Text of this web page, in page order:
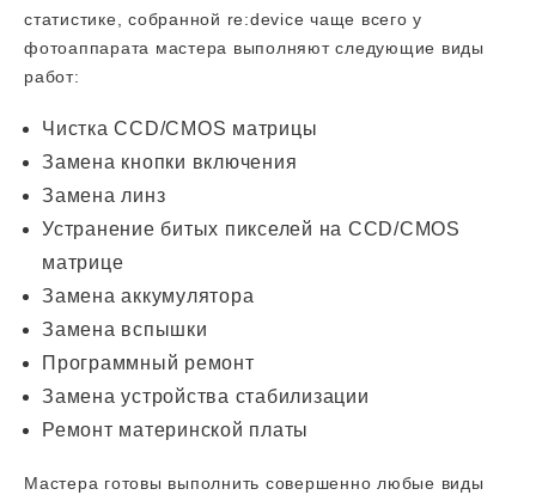
статистике, собранной re:device чаще всего у
фотоаппарата мастера выполняют следующие виды
работ:
Чистка CCD/CMOS матрицы
Замена кнопки включения
Замена линз
Устранение битых пикселей на CCD/CMOS
матрице
Замена аккумулятора
Замена вспышки
Программный ремонт
Замена устройства стабилизации
Ремонт материнской платы
Мастера готовы выполнить совершенно любые виды